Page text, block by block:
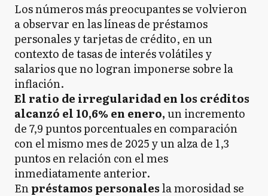
Los números más preocupantes se volvieron
a observar en las líneas de préstamos
personales y tarjetas de crédito, en un
contexto de tasas de interés volátiles y
salarios que no logran imponerse sobre la
inflación.
El ratio de irregularidad en los créditos
alcanzó el 10,6% en enero,unincremento
de 7,9 puntos porcentuales en comparación
con el mismo mes de 2025 y un alza de 1,3
puntos en relación con el mes
inmediatamente anterior.
Enpréstamos personalesla morosidad se